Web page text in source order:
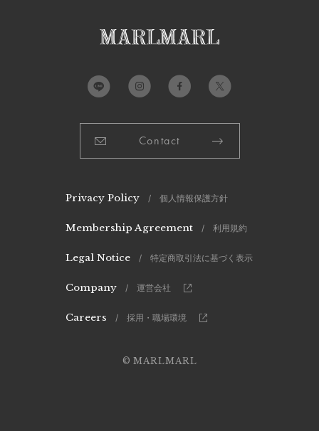
Contact
Privacy Policy / 個人情報保護方針
Membership Agreement / 利用規約
Legal Notice / 特定商取引法に基づく表示
Company / 運営会社
Careers / 採用・職場環境
© MARLMARL